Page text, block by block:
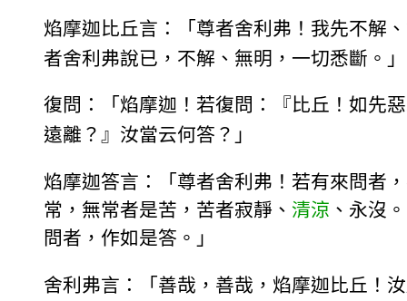
焰摩迦比丘言：「尊者舍利弗！我先不解、
者舍利弗說已，不解、無明，一切悉斷。」
復問：「焰摩迦！若復問：『比丘！如先
遠離？』汝當云何答？」
焰摩迦答言：「尊者舍利弗！若有來問者
常，無常者是苦，苦者寂靜、 清涼 、永沒
問者，作如是答。」
舍利弗言：「善哉，善哉，焰摩迦比丘！